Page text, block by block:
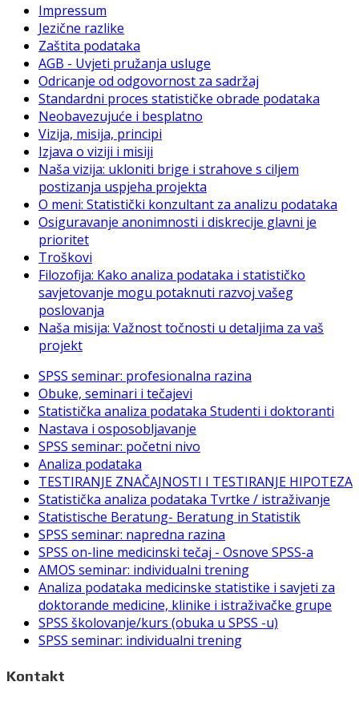
Impressum
Jezične razlike
Zaštita podataka
AGB - Uvjeti pružanja usluge
Odricanje od odgovornost za sadržaj
Standardni proces statističke obrade podataka
Neobavezujuće i besplatno
Vizija, misija, principi
Izjava o viziji i misiji
Naša vizija: ukloniti brige i strahove s ciljem
postizanja uspjeha projekta
O meni: Statistički konzultant za analizu podataka
Osiguravanje anonimnosti i diskrecije glavni je
prioritet
Troškovi
Filozofija: Kako analiza podataka i statističko
savjetovanje mogu potaknuti razvoj vašeg
poslovanja
Naša misija: Važnost točnosti u detaljima za vaš
projekt
SPSS seminar: profesionalna razina
Obuke, seminari i tečajevi
Statistička analiza podataka Studenti i doktoranti
Nastava i osposobljavanje
SPSS seminar: početni nivo
Analiza podataka
TESTIRANJE ZNAČAJNOSTI I TESTIRANJE HIPOTEZA
Statistička analiza podataka Tvrtke / istraživanje
Statistische Beratung- Beratung in Statistik
SPSS seminar: napredna razina
SPSS on-line medicinski tečaj - Osnove SPSS-a
AMOS seminar: individualni trening
Analiza podataka medicinske statistike i savjeti za
doktorande medicine, klinike i istraživačke grupe
SPSS školovanje/kurs (obuka u SPSS -u)
SPSS seminar: individualni trening
Kontakt